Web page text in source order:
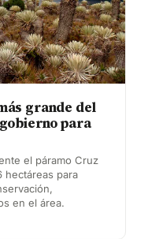
grande del
para
el páramo Cruz
hectáreas para
en el área.